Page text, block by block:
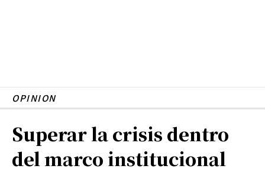
OPINION
Superar la crisis dentro
del marco institucional